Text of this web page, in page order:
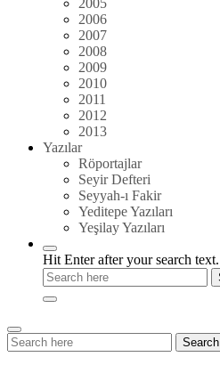
2005
2006
2007
2008
2009
2010
2011
2012
2013
Yazılar
Röportajlar
Seyir Defteri
Seyyah-ı Fakir
Yeditepe Yazıları
Yeşilay Yazıları
Hit Enter after your search text.
Search
for:
Search